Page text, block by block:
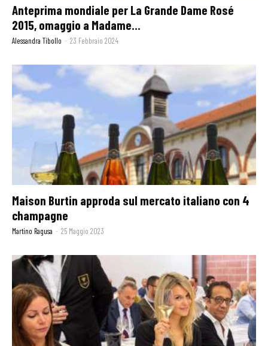
Anteprima mondiale per La Grande Dame Rosé
2015, omaggio a Madame...
Alessandra Tibollo - 23 Febbraio 2024
Maison Burtin approda sul mercato italiano con 4
champagne
Martino Ragusa - 25 Maggio 2023